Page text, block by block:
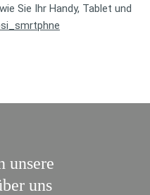
Sie Ihr Handy, Tablet und
unsere
uns